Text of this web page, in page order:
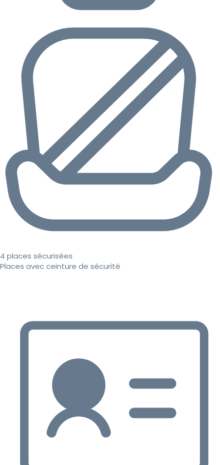
4 places sécurisées
Places avec ceinture de sécurité